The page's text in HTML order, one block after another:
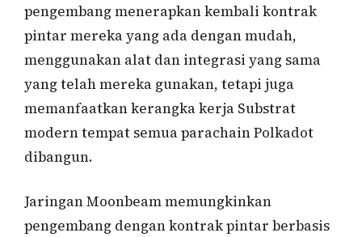
pengembang menerapkan kembali kontrak
pintar mereka yang ada dengan mudah,
menggunakan alat dan integrasi yang sama
yang telah mereka gunakan, tetapi juga
memanfaatkan kerangka kerja Substrat
modern tempat semua parachain Polkadot
dibangun.
Jaringan Moonbeam memungkinkan
pengembang dengan kontrak pintar berbasis